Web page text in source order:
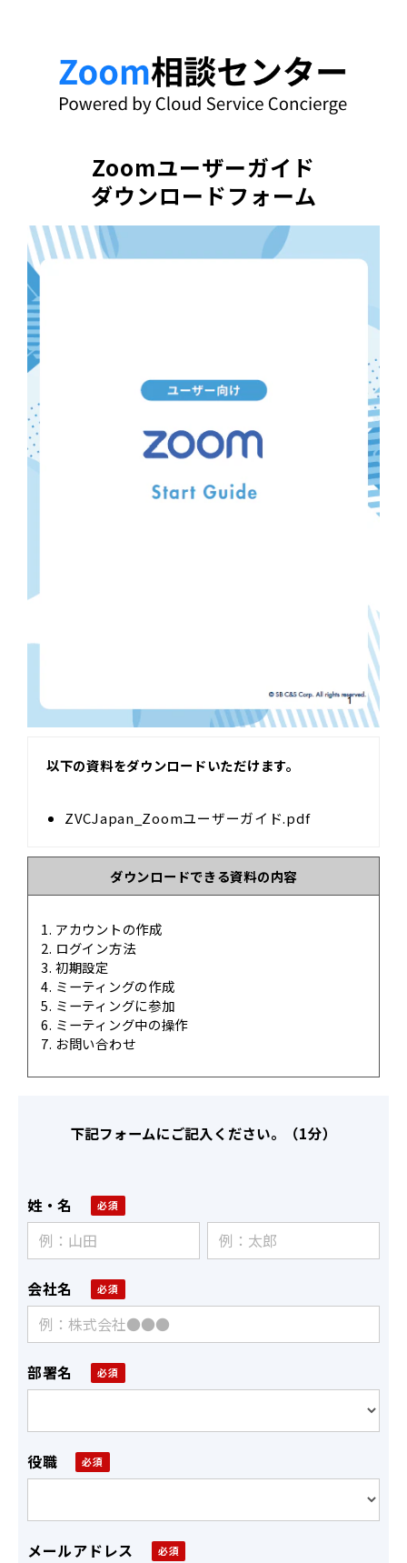
Zoomユーザーガイド
ダウンロードフォーム
以下の資料をダウンロードいただけます。
ZVCJapan_Zoomユーザーガイド.pdf
ダウンロードできる資料の内容
アカウントの作成
ログイン方法
初期設定
ミーティングの作成
ミーティングに参加
ミーティング中の操作
お問い合わせ
下記フォームにご記入ください。（1分）
姓・名
会社名
部署名
役職
メールアドレス